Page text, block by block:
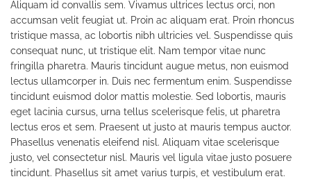
Aliquam id convallis sem. Vivamus ultrices lectus orci, non
accumsan velit feugiat ut. Proin ac aliquam erat. Proin rhoncus
tristique massa, ac lobortis nibh ultricies vel. Suspendisse quis
consequat nunc, ut tristique elit. Nam tempor vitae nunc
fringilla pharetra. Mauris tincidunt augue metus, non euismod
lectus ullamcorper in. Duis nec fermentum enim. Suspendisse
tincidunt euismod dolor mattis molestie. Sed lobortis, mauris
eget lacinia cursus, urna tellus scelerisque felis, ut pharetra
lectus eros et sem. Praesent ut justo at mauris tempus auctor.
Phasellus venenatis eleifend nisl. Aliquam vitae scelerisque
justo, vel consectetur nisl. Mauris vel ligula vitae justo posuere
tincidunt. Phasellus sit amet varius turpis, et vestibulum erat.